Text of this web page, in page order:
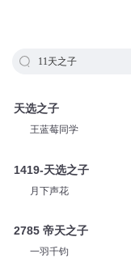
11天之子
天选之子
王蓝莓同学
1419-天选之子
月下声花
2785 帝天之子
一羽千钧